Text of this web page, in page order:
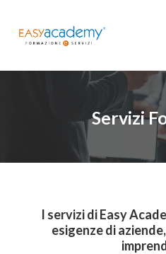
Servizi
I servizi di Easy
esigenze di